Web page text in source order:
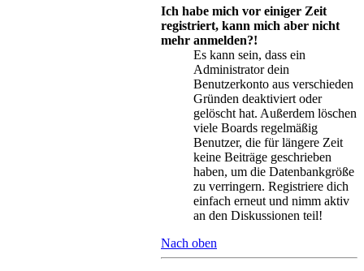
Ich habe mich vor einiger Zeit
registriert, kann mich aber nicht
mehr anmelden?!
Es kann sein, dass ein
Administrator dein
Benutzerkonto aus verschieden
Gründen deaktiviert oder
gelöscht hat. Außerdem löschen
viele Boards regelmäßig
Benutzer, die für längere Zeit
keine Beiträge geschrieben
haben, um die Datenbankgröße
zu verringern. Registriere dich
einfach erneut und nimm aktiv
an den Diskussionen teil!
Nach oben